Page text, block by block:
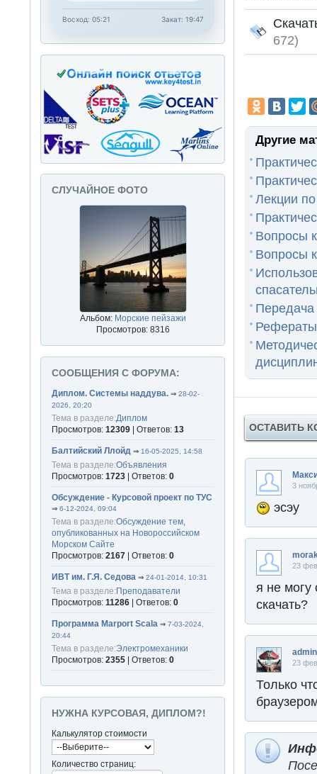
672)
Другие
Лекции
Вопросы
Вопросы
Передача
ОСТАВИТЬ
3
эсэу
23
я не могу
скачать?
admin
23
Город:
ВУЗ: МГА
Только
Восход: 05:21 Закат: 19:47
СЛУЧАЙНОЕ ФОТО
Альбом: Морские пейзажи
Просмотров: 8316
СООБЩЕНИЯ С ФОРУМА:
Диплом. Системы наддува. ⇒28-02-
2026, 20:20
Тема в разделе:Диплом
Просмотров:12309 | Ответов:13
Балтийский Ллойд ⇒16-05-2025, 14:58
Тема в разделе:Объявления
Просмотров:1723 | Ответов:0
Обсуждение - Курсовой проект по ТУС
⇒6-12-2024, 09:04
Тема в разделе:Обсуждение тем,
опубликованных на Новороссийском
Морском Сайте
Просмотров:2167 | Ответов:0
ИВТ им. Г.Я. Седова ⇒24-01-2014, 10:31
Тема в разделе:Преподаватели
Просмотров:11286 | Ответов:0
Программа Marport Scala ⇒7-03-2024,
20:44
Тема в разделе:Электромеханики
Просмотров:2355 | Ответов:0
НУЖНА КУРСОВАЯ, ДИПЛОМ?!
Калькулятор стоимости
Количество страниц: